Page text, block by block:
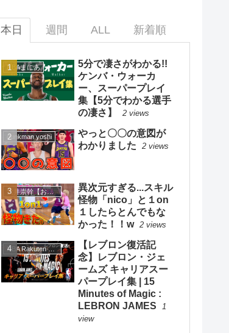
本日 週間 ALL 新着順
NBAまにあ
5分で凄さがわかる!!
ケンバ・ウォーカ
ー、スーパープレイ
集【5分でわかる選手
の凄さ】
2 views
dunkman yoshi
やっと〇〇の意図が
わかりました
2 views
大井崇幹【おおいたかよし】
異次元すぎる...スキル
怪物「nico」と１on
１したらとんでもな
かった！！w 2 views
NBA Rakuten 公式チャンネル
【レブロン復活記
念】レブロン・ジェ
ームズ キャリアスー
パープレイ集 | 15
Minutes of Magic :
LEBRON JAMES
1
view